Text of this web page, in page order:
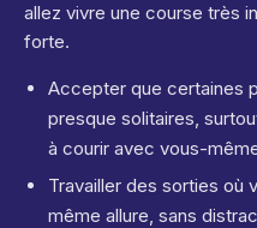
allez vivre une course très
forte.
Accepter que certaines
presque solitaires,
à courir avec vous-
Travailler des sorties où
même allure, sans